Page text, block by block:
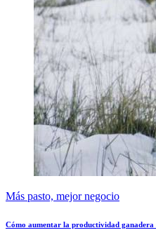
Más pasto, mejor negocio
Cómo aumentar la productividad ganadera